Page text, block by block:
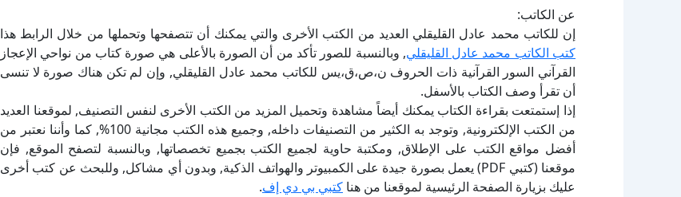
عن الكاتب:
إن للكاتب محمد عادل القليقلي العديد من الكتب الأخرى والتي يمكنك أن تتصفحها وتحملها من خلال الرابط هذا
كتب الكاتب محمد عادل القليقلي, وبالنسبة للصور تأكد من أن الصورة بالأعلى هي صورة كتاب من نواحي الإعجاز
القرآني السور القرآنية ذات الحروف ن،ص،ق،يس للكاتب محمد عادل القليقلي, وإن لم تكن هناك صورة لا تنسى
أن تقرأ وصف الكتاب بالأسفل.
إذا إستمتعت بقراءة الكتاب يمكنك أيضاً مشاهدة وتحميل المزيد من الكتب الأخرى لنفس التصنيف, لموقعنا العديد
من الكتب الإلكترونية, وتوجد به الكثير من التصنيفات داخله, وجميع هذه الكتب مجانية 100%, كما وأننا نعتبر من
أفضل مواقع الكتب على الإطلاق, ومكتبة حاوية لجميع الكتب بجميع تخصصاتها, وبالنسبة لتصفح الموقع, فإن
موقعنا (كتبي PDF) يعمل بصورة جيدة على الكمبيوتر والهواتف الذكية, وبدون أي مشاكل, وللبحث عن كتب أخرى
عليك بزيارة الصفحة الرئيسية لموقعنا من هنا كتبي بي دي إف.